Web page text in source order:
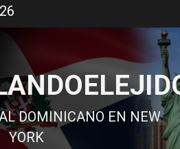
DOMINICANO EN NEW
YORK